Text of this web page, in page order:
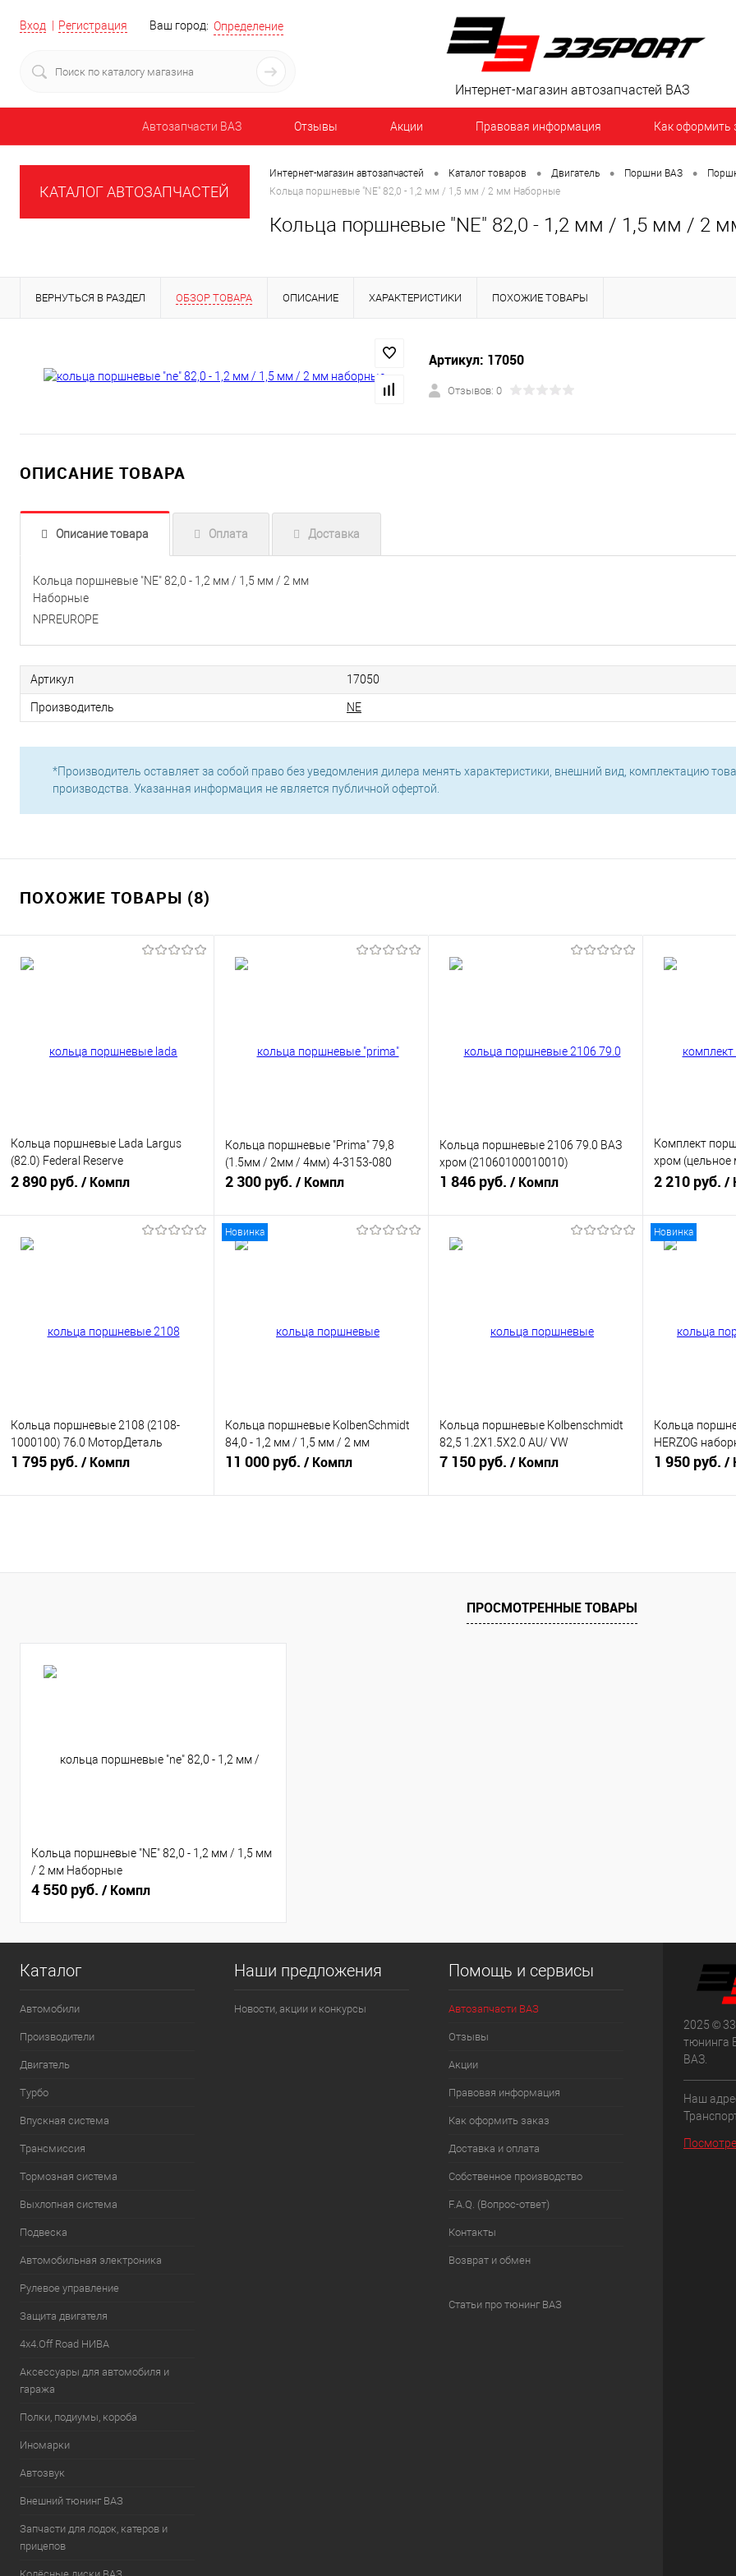
Вход Регистрация Ваш город: Определение
Интернет-магазин автозапчастей ВАЗ
Автозапчасти ВАЗ Отзывы Акции Правовая информация Как оформить
КАТАЛОГ АВТОЗАПЧАСТЕЙ
Интернет-магазин автозапчастей • Каталог товаров • Двигатель • Поршни ВАЗ •
Кольца поршневые "NE" 82,0 - 1,2 мм / 1,5 мм / 2 мм Наборные
Кольца поршневые "NE" 82,0 - 1,2 мм / 1,5 мм / 2
ВЕРНУТЬСЯ В РАЗДЕЛ ОБЗОР ТОВАРА ОПИСАНИЕ ХАРАКТЕРИСТИКИ ПОХОЖИЕ ТОВАРЫ
Артикул: 17050
Отзывов: 0
ОПИСАНИЕ ТОВАРА
Описание товара Оплата Доставка
Кольца поршневые "NE" 82,0 - 1,2 мм / 1,5 мм / 2 мм
Наборные
NPREUROPE
Артикул 17050
Производитель NE
*Производитель оставляет за собой право без уведомления дилера менять характеристики, внешний вид, комплектацию
производства. Указанная информация не является публичной офертой.
ПОХОЖИЕ ТОВАРЫ (8)
Кольца поршневые Lada Largus
(82.0) Federal Reserve
(11182100010010)
2 890 руб. / Компл
Кольца поршневые "Prima" 79,8
(1.5мм / 2мм / 4мм) 4-3153-080
2 300 руб. / Компл
Кольца поршневые 2106 79.0 ВАЗ
хром (21060100010010)
1 846 руб. / Компл
Комплект
хром (цельное
Priora, Vesta,
2 210 руб. /
Кольца поршневые 2108 (2108-
1000100) 76.0 МоторДеталь
1 795 руб. / Компл
Новинка
Кольца поршневые KolbenSchmidt
84,0 - 1,2 мм / 1,5 мм / 2 мм
11 000 руб. / Компл
Кольца поршневые Kolbenschmidt
82,5 1.2Х1.5Х2.0 AU/ VW
7 150 руб. / Компл
Новинка
Кольца
HERZOG
1 950 руб. /
ПРОСМОТРЕННЫЕ ТОВАРЫ
Кольца поршневые "NE" 82,0 - 1,2 мм / 1,5 мм
/ 2 мм Наборные
4 550 руб. / Компл
Каталог
Автомобили
Производители
Двигатель
Турбо
Впускная система
Трансмиссия
Тормозная система
Выхлопная система
Подвеска
Автомобильная электроника
Рулевое управление
Защита двигателя
4х4.Off Road НИВА
Аксессуары для автомобиля и
гаража
Полки, подиумы, короба
Иномарки
Автозвук
Внешний тюнинг ВАЗ
Запчасти для лодок, катеров и
прицепов
Наши предложения
Новости, акции и конкурсы
Помощь и сервисы
Автозапчасти ВАЗ
Отзывы
Акции
Правовая информация
Как оформить заказ
Доставка и оплата
Собственное производство
F.A.Q. (Вопрос-ответ)
Контакты
Возврат и обмен
Статьи про тюнинг ВАЗ
2025 ©
тюнинга
ВАЗ.
Наш